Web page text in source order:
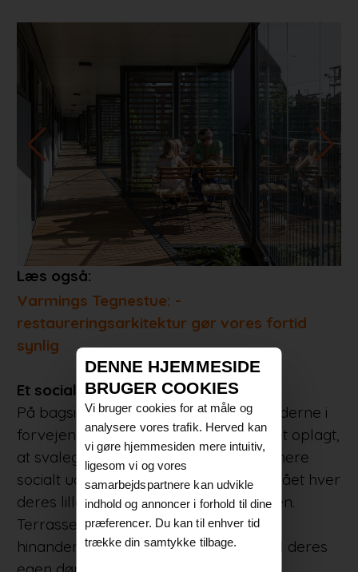
Læs også:
Varmings Tegnestue: -
restaureringsarkitektur gør vores fortid
synlig
Et socialt rum
På bagsiden af bygningen har lejlighederne i
forvejen private altaner. Derfor var det oplagt,
at svalegangen blev forvandlet til et mere
socialt uderum. Beboerne har derfor fået hver
deres lille terrasse ude på svalegangen.
Terrasserne er åbne, så folk går forbi
hinandens områder, når de skal hen til deres
DENNE HJEMMESIDE
BRUGER COOKIES
Vi bruger cookies for at måle og
analysere vores trafik. Herved kan
vi gøre hjemmesiden mere intuitiv,
ligesom vi og vores
samarbejdspartnere kan udvikle
indhold og annoncer i forhold til dine
præferencer. Du kan til enhver tid
trække din samtykke tilbage.